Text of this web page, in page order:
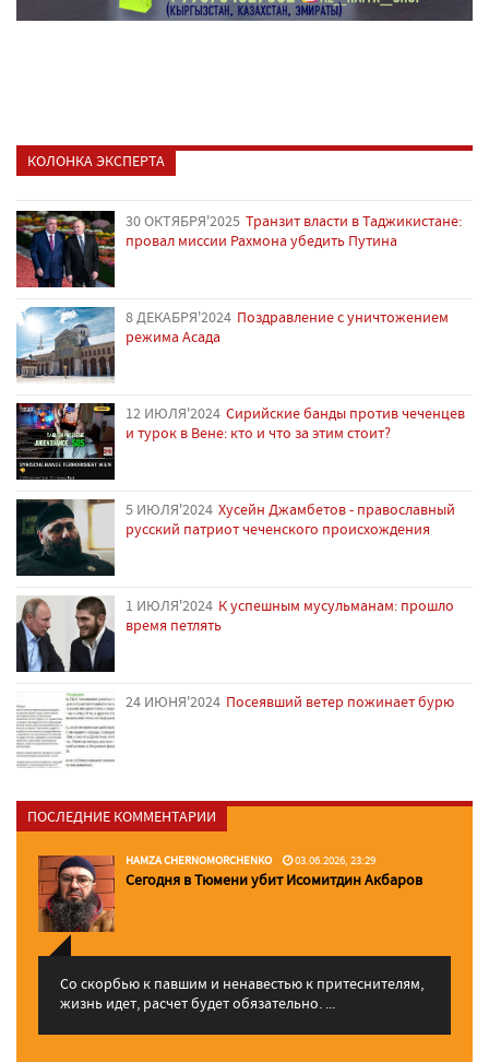
КОЛОНКА ЭКСПЕРТА
30 ОКТЯБРЯ'2025 Транзит власти в Таджикистане:
провал миссии Рахмона убедить Путина
8 ДЕКАБРЯ'2024 Поздравление с уничтожением
режима Асада
12 ИЮЛЯ'2024 Сирийские банды против чеченцев
и турок в Вене: кто и что за этим стоит?
5 ИЮЛЯ'2024 Хусейн Джамбетов - православный
русский патриот чеченского происхождения
1 ИЮЛЯ'2024 К успешным мусульманам: прошло
время петлять
24 ИЮНЯ'2024 Посеявший ветер пожинает бурю
ПОСЛЕДНИЕ КОММЕНТАРИИ
HAMZA CHERNOMORCHENKO 03.06.2026, 23:29
Сегодня в Тюмени убит Исомитдин Акбаров
Со скорбью к павшим и ненавестью к притеснителям,
жизнь идет, расчет будет обязательно. ...